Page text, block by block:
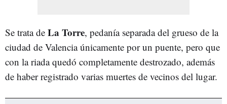
Se trata de La Torre, pedanía separada del grueso de la
ciudad de Valencia únicamente por un puente, pero que
con la riada quedó completamente destrozado, además
de haber registrado varias muertes de vecinos del lugar.